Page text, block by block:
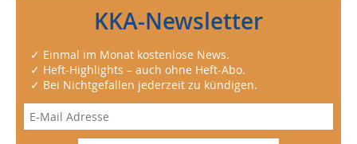
KKA-Newsletter
✓ Einmal im Monat kostenlose News.
✓ Heft-Highlights – auch ohne Heft-Abo.
✓ Bei Nichtgefallen jederzeit zu kündigen.